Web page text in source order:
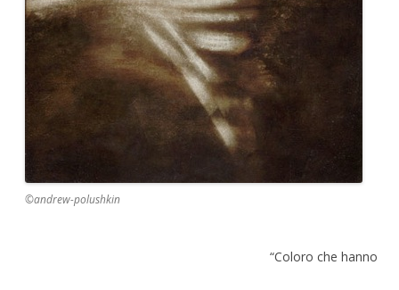
©andrew-polushkin
“Coloro che hanno